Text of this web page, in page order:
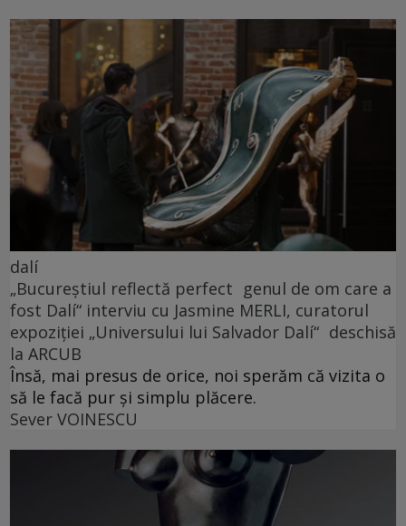
dalí
„Bucureștiul reflectă perfect genul de om care a
fost Dalí“ interviu cu Jasmine MERLI, curatorul
expoziției „Universului lui Salvador Dalí“ deschisă
la ARCUB
Însă, mai presus de orice, noi sperăm că vizita o
să le facă pur și simplu plăcere.
Sever VOINESCU